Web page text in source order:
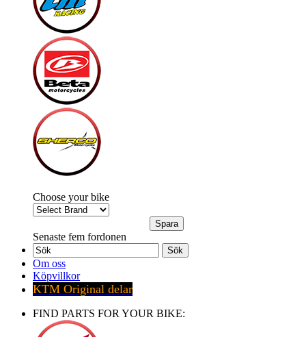
Choose your bike
Senaste fem fordonen
Sök
Om oss
Köpvillkor
KTM Original delar
FIND PARTS FOR YOUR BIKE: